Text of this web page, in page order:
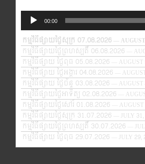
Audio
Player
00:00
កម្មវិធីផ្សាយថ្ងៃសុក្រ 07.08.2026— AUGUST 7,
កម្មវិធីផ្សាយថ្ងៃព្រហស្បតិ៍ 06.08.2026
—
កម្មវិធីផ្សាយ ថ្ងៃពុធ 05.08.2026
— AUGUST 5,
កម្មវិធីផ្សាយ ថ្ងៃអង្គារ 04.08.2026
— AUGUST 4,
កម្មវិធីផ្សាយ ថ្ងៃច័ន្ទ 03.08.2026
— AUGUST 3,
កម្មវិធីផ្សាយថ្ងៃអាទិត្យ 02.08.2026
— AUGUST
កម្មវិធីផ្សាយថ្ងៃសៅរ៍ 01.08.2026
— AUGUST
កម្មវិធីផ្សាយថ្ងៃសុក្រ 31.07.2026
— JULY
កម្មវិធីផ្សាយថ្ងៃព្រហស្បតិ៍ 30.07.2026
— JULY
កម្មវិធីផ្សាយ ថ្ងៃពុធ 29.07.2026
— JULY